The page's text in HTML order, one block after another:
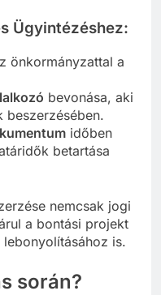
Ügyintézéshez:
önkormányzattal a
bevonása, aki
beszerzésében.
időben
betartása
nemcsak jogi
a bontási projekt
is.
során?